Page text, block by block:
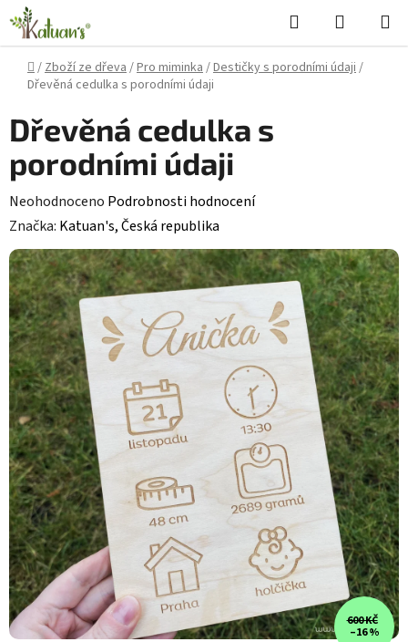
Přejít
na
obsah
Hledat
KOŠÍK
Domů
/Zboží ze dřeva/Pro miminka/Destičky s porodními údaji/
Dřevěná cedulka s porodními údaji
Dřevěná cedulka s
porodními údaji
Průměrné
hodnocení
produktu
je
0,0
z
5
hvězdiček.
Neohodnoceno Podrobnosti hodnocení
Značka: Katuan's, Česká republika
600 KČ
–16 %